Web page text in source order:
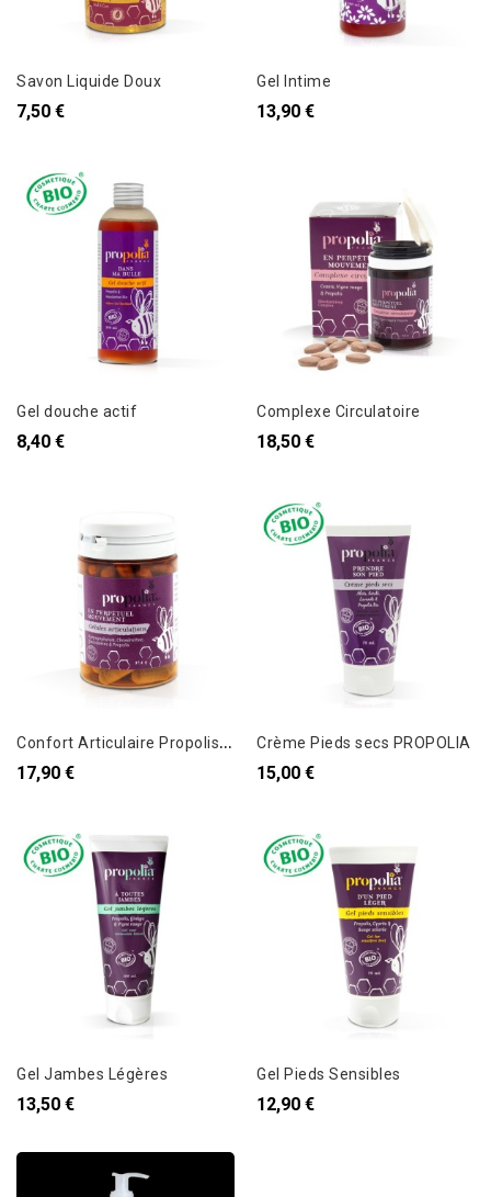
Savon Liquide Doux
7,50 €
Gel Intime
13,90 €
Gel douche actif
8,40 €
Complexe Circulatoire
18,50 €
C
onfort Articulaire Propolis et Cynorrhodon
17,90 €
Crème Pieds secs PROPOLIA
15,00 €
Gel Jambes Légères
13,50 €
Gel Pieds Sensibles
12,90 €